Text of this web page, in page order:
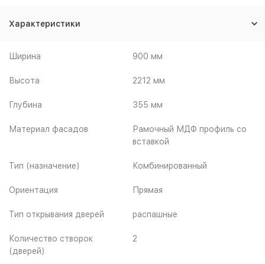
Характеристики
Ширина 900 мм
Высота 2212 мм
Глубина 355 мм
Материал фасадов
Рамочный МДФ профиль со
вставкой
Тип (назначение) Комбинированный
Ориентация Прямая
Тип открывания дверей распашные
Количество створок
(дверей)
2